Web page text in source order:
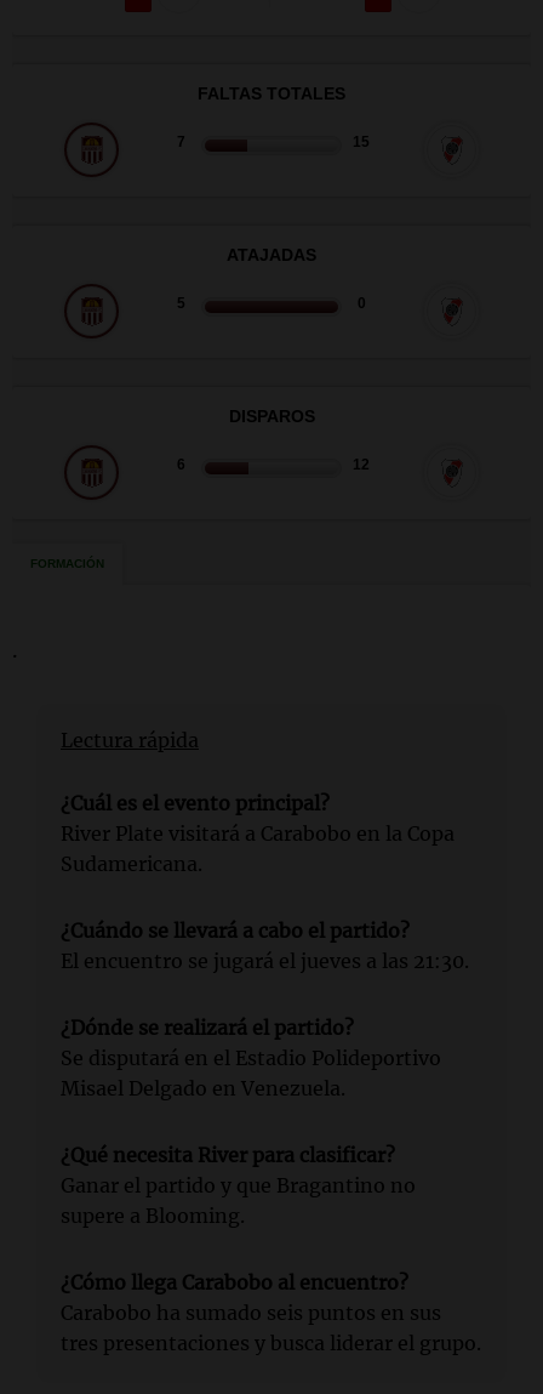
.
Lectura rápida
¿Cuál es el evento principal?
River Plate visitará a Carabobo en la Copa
Sudamericana.
¿Cuándo se llevará a cabo el partido?
El encuentro se jugará el jueves a las 21:30.
¿Dónde se realizará el partido?
Se disputará en el Estadio Polideportivo
Misael Delgado en Venezuela.
¿Qué necesita River para clasificar?
Ganar el partido y que Bragantino no
supere a Blooming.
¿Cómo llega Carabobo al encuentro?
Carabobo ha sumado seis puntos en sus
tres presentaciones y busca liderar el grupo.